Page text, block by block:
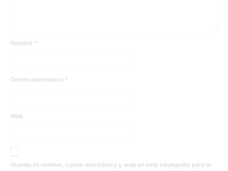
Nombre *
Correo electrónico *
Web
Guarda mi nombre, correo electrónico y web en este navegador para la